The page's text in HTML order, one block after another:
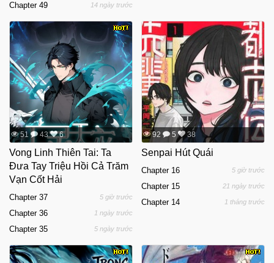
Chapter 49 14 ngày trước
51 43 6
Vong Linh Thiên Tai: Ta
Đưa Tay Triệu Hồi Cả Trăm
Vạn Cốt Hải
Chapter 37 5 giờ trước
Chapter 36 1 ngày trước
Chapter 35 5 ngày trước
92 5 38
Senpai Hút Quái
Chapter 16 5 giờ trước
Chapter 15 21 ngày trước
Chapter 14 1 tháng trước